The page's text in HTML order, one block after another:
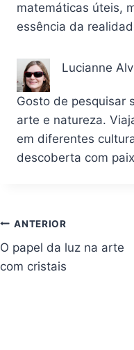
matemáticas úteis,
essência da
Lucianne
Gosto de pesquisar
arte e natureza.
em diferentes
descoberta com
Navegação
de
ANTERIOR
O papel da luz na arte
com cristais